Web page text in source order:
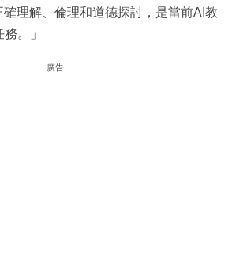
理解、倫理和道德探討，是當前AI教
。」
廣告